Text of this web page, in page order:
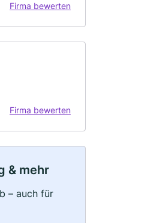
Firma bewerten
Firma bewerten
& mehr
– auch für